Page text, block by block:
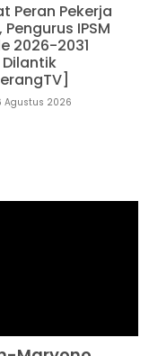
Peran Pekerja
Pengurus IPSM
2026-2031
Dilantik
Agustus 2026